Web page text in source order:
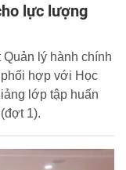
lực lượng
lý hành chính
hợp với Học
lớp tập huấn
1).